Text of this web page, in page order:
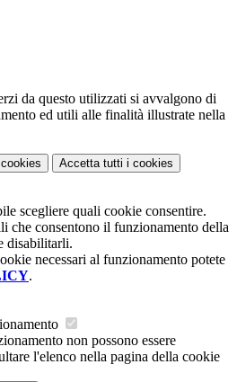
da questo utilizzati si avvalgono di
ed utili alle finalità illustrate nella
Accetta tutti i cookies
scegliere quali cookie consentire.
che consentono il funzionamento della
disabilitarli.
necessari al funzionamento potete
.
non possono essere
l'elenco nella pagina della cookie